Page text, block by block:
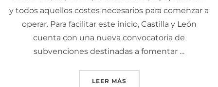
y todos aquellos costes necesarios para comenzar a
operar. Para facilitar este inicio, Castilla y León
cuenta con una nueva convocatoria de
subvenciones destinadas a fomentar …
LEER MÁS